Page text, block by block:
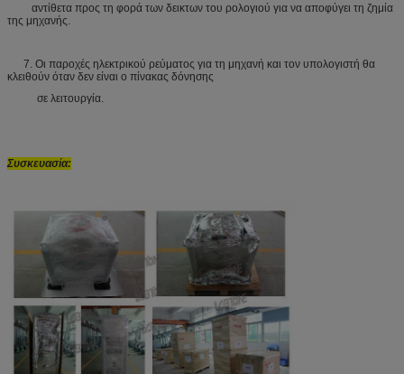
αντίθετα προς τη φορά των δεικτων του ρολογιού για να αποφύγει τη ζημία
της μηχανής.
7. Οι παροχές ηλεκτρικού ρεύματος για τη μηχανή και τον υπολογιστή θα
κλειθούν όταν δεν είναι ο πίνακας δόνησης
σε λειτουργία.
Συσκευασία: